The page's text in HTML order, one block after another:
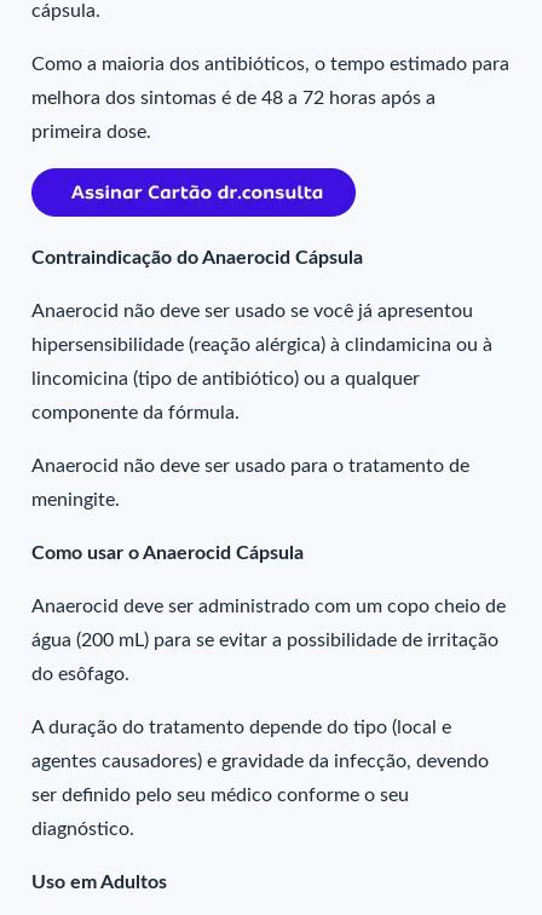
cápsula.
Como a maioria dos antibióticos, o tempo estimado para
melhora dos sintomas é de 48 a 72 horas após a
primeira dose.
Contraindicação do Anaerocid Cápsula
Anaerocid não deve ser usado se você já apresentou
hipersensibilidade (reação alérgica) à clindamicina ou à
lincomicina (tipo de antibiótico) ou a qualquer
componente da fórmula.
Anaerocid não deve ser usado para o tratamento de
meningite.
Como usar o Anaerocid Cápsula
Anaerocid deve ser administrado com um copo cheio de
água (200 mL) para se evitar a possibilidade de irritação
do esôfago.
A duração do tratamento depende do tipo (local e
agentes causadores) e gravidade da infecção, devendo
ser definido pelo seu médico conforme o seu
diagnóstico.
Uso em Adultos